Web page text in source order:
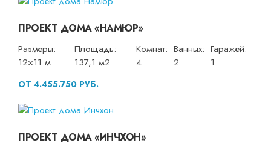
ПРОЕКТ ДОМА «НАМЮР»
Размеры:
12×11 м
Площадь:
137,1 м2
Комнат:
4
Ванных:
2
Гаражей:
1
ОТ 4.455.750 РУБ.
ПРОЕКТ ДОМА «ИНЧХОН»